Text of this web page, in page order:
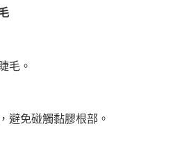
毛。
避免碰觸黏膠根部。